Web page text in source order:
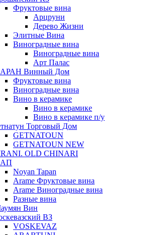
Фруктовые вина
Арцруни
Дерево Жизни
Элитные Вина
Виноградные вина
Виноградные вина
Арт Палас
Винный Дом
Фруктовые вина
Виноградные вина
Вино в керамике
Вино в керамике
Вино в керамике п/у
Торговый Дом
GETNATOUN
GETNATOUN NEW
OLD CHINARI
Noyan Tapan
Arame Фруктовые вина
Arame Виноградные вина
Разные вина
Вин
ВЗ
VOSKEVAZ